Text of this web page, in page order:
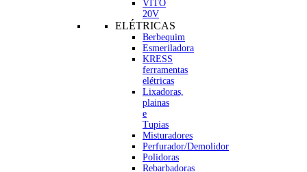
VITO
20V
ELÉTRICAS
Berbequim
Esmeriladora
KRESS
ferramentas
elétricas
Lixadoras,
plainas
e
Tupias
Misturadores
Perfurador/Demolidor
Polidoras
Rebarbadoras